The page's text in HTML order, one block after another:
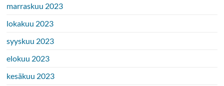
marraskuu 2023
lokakuu 2023
syyskuu 2023
elokuu 2023
kesäkuu 2023